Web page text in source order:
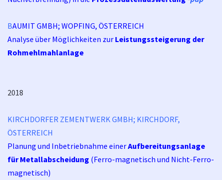
BAUMIT GMBH; WOPFING, ÖSTERREICH
Analyse über Möglichkeiten zur Leistungssteigerung der
Rohmehlmahlanlage
2018
KIRCHDORFER ZEMENTWERK GMBH; KIRCHDORF,
ÖSTERREICH
Planung und Inbetriebnahme einerAufbereitungsanlage
für Metallabscheidung (Ferro-magnetisch und Nicht-Ferro-
magnetisch)